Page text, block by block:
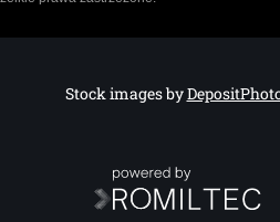
Stock images by